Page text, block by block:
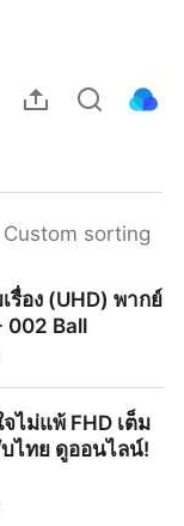
Custom sorting
รื่อง (UHD) พากย์
002 Ball
ไม่แพ้ FHD เต็ม
ไทย ดูออนไลน์!